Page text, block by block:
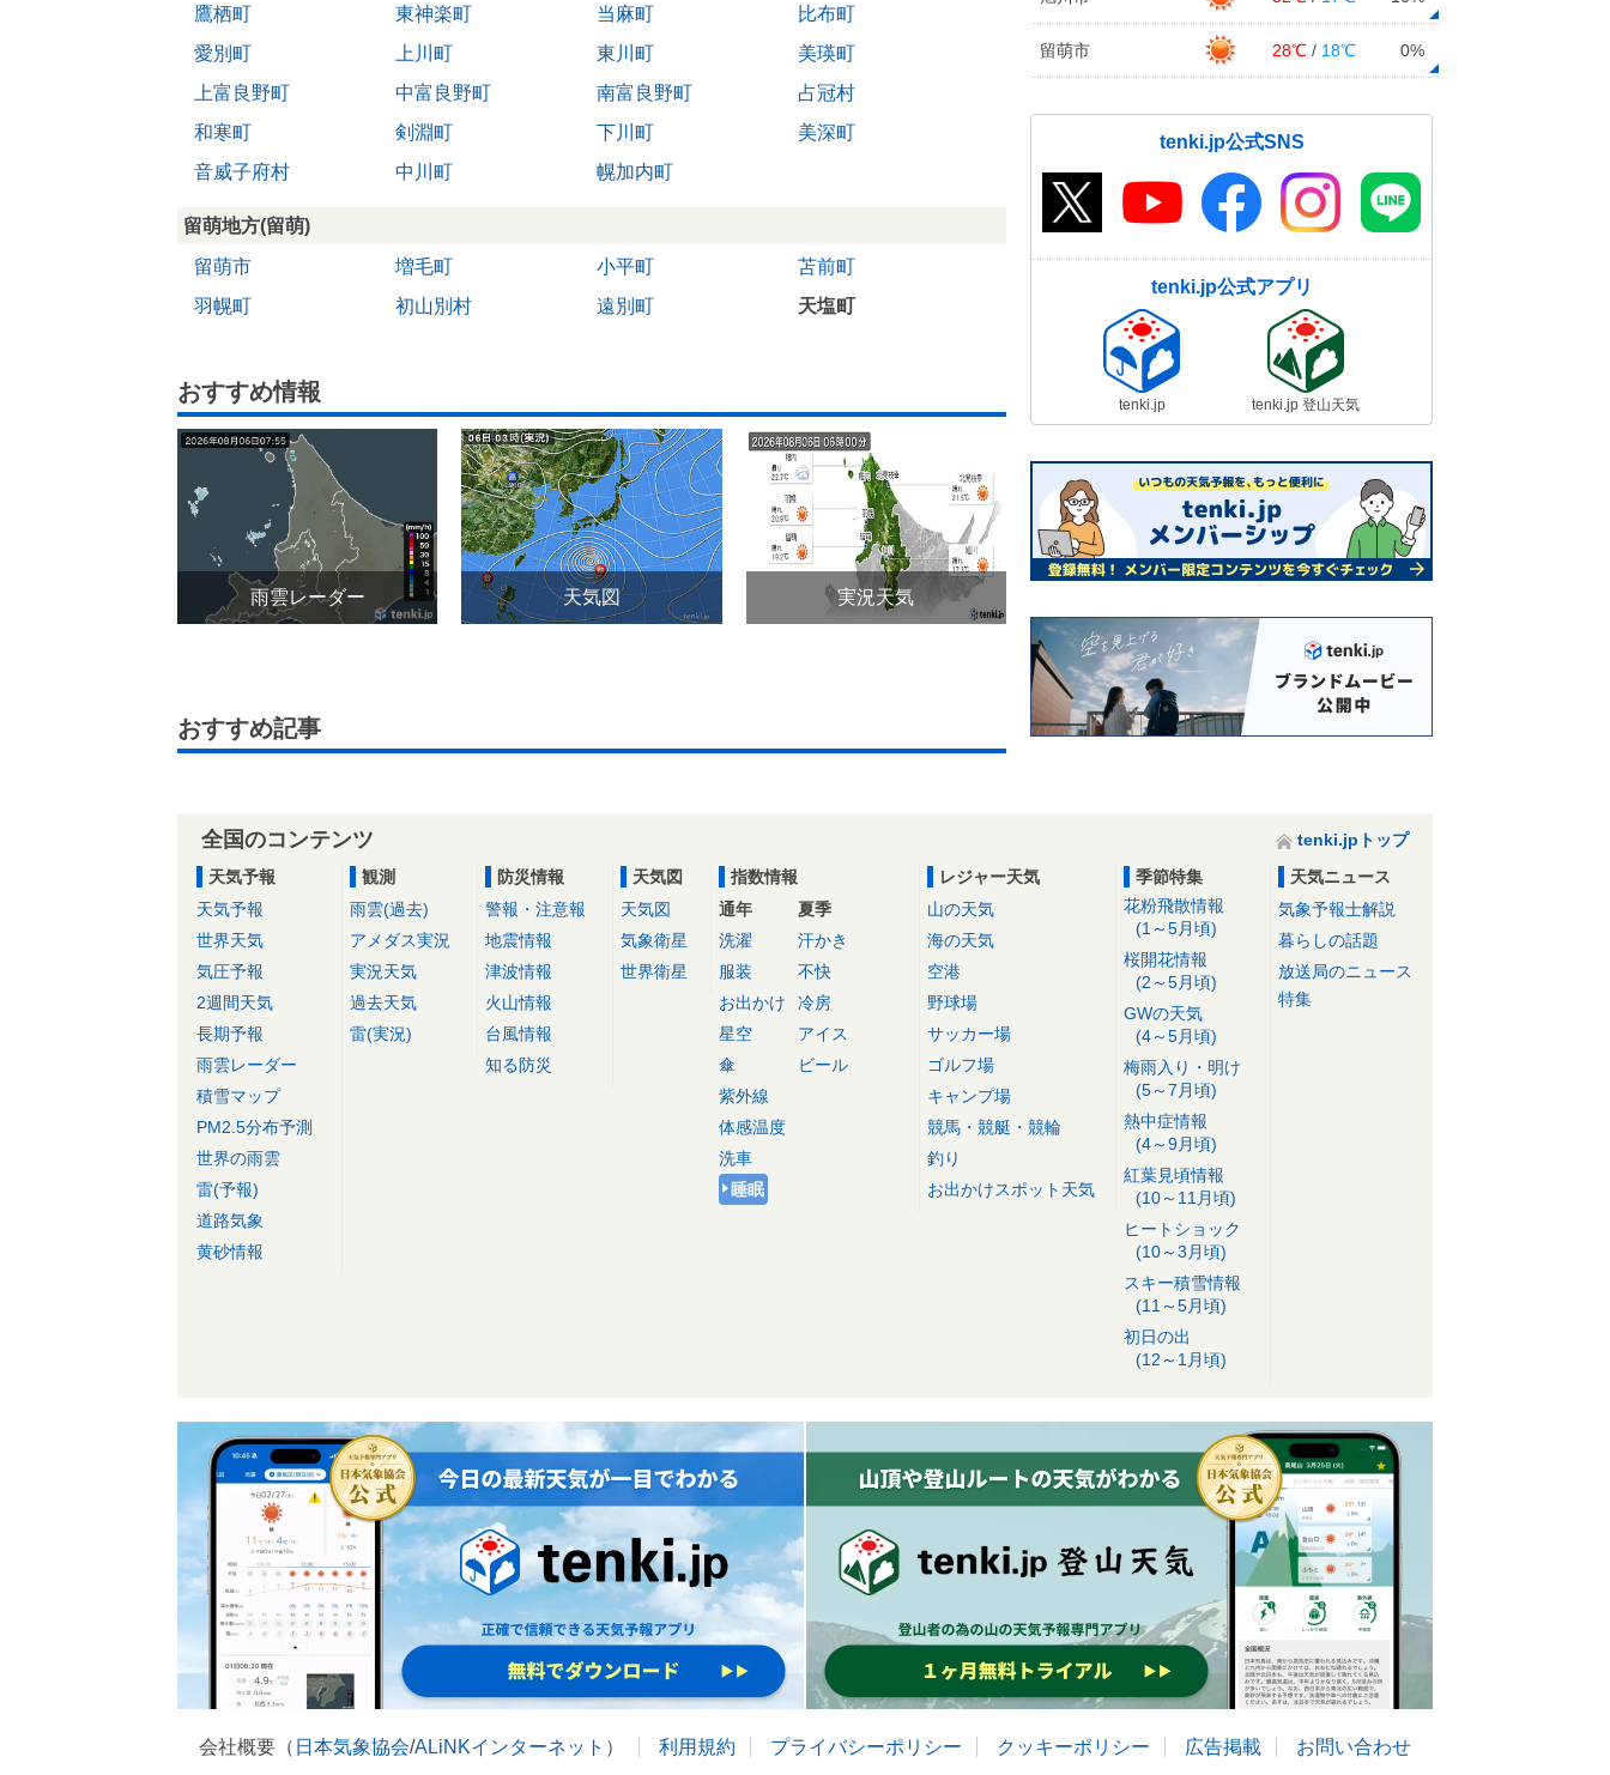
鷹栖町
東神楽町 当麻町
比布町
愛別町
上川町 東川町
美瑛町
上富良野町
中富良野町 南富良野町
占冠村
和寒町
剣淵町 下川町
美深町
音威子府村
中川町 幌加内町
留萌地方(留萌)
留萌市
増毛町 小平町
苫前町
羽幌町
初山別村 遠別町 天塩町
おすすめ情報
雨雲レーダー 天気図 実況天気
おすすめ記事
留萌市 28℃ / 18℃ 0%
tenki.jp公式SNS
tenki.jp公式アプリ
tenki.jp tenki.jp 登山天気
全国のコンテンツ
tenki.jpトップ
天気予報
天気予報
世界天気
気圧予報
2週間天気
長期予報
雨雲レーダー
積雪マップ
PM2.5分布予測
世界の雨雲
雷(予報)
道路気象
黄砂情報
観測
雨雲(過去)
アメダス実況
実況天気
過去天気
雷(実況)
防災情報
警報・注意報
地震情報
津波情報
火山情報
台風情報
知る防災
天気図
天気図
気象衛星
世界衛星
指数情報
通年
洗濯
服装
お出かけ
星空
傘
紫外線
体感温度
洗車
睡眠
夏季
汗かき
不快
冷房
アイス
ビール
レジャー天気
山の天気
海の天気
空港
野球場
サッカー場
ゴルフ場
キャンプ場
競馬・競艇・競輪
釣り
お出かけスポット天気
季節特集
花粉飛散情報
(1～5月頃)
桜開花情報
(2～5月頃)
GWの天気
(4～5月頃)
梅雨入り・明け
(5～7月頃)
熱中症情報
(4～9月頃)
紅葉見頃情報
(10～11月頃)
ヒートショック
(10～3月頃)
スキー積雪情報
(11～5月頃)
初日の出
(12～1月頃)
天気ニュース
気象予報士解説
暮らしの話題
放送局のニュース
特集
会社概要（ 日本気象協会/ALiNKインターネット ） 利用規約 プライバシーポリシー クッキーポリシー 広告掲載 お問い合わせ